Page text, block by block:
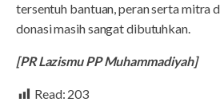
tersentuh bantuan, peran serta mitra
donasi masih sangat dibutuhkan.
[PR Lazismu PP Muhammadiyah]
Read: 203